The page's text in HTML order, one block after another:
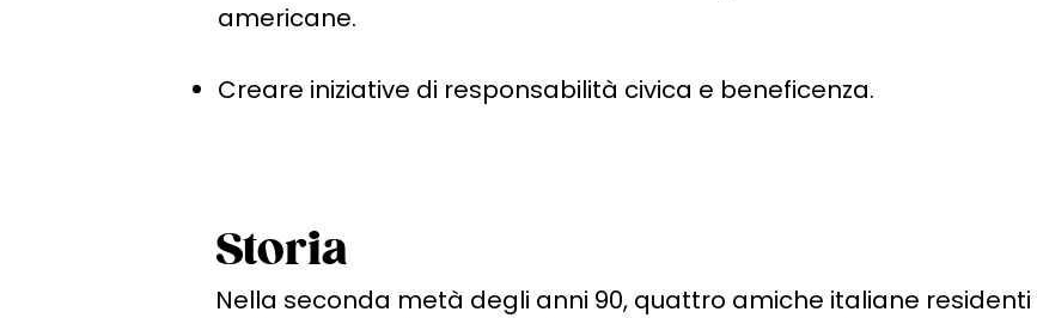
americane.
Creare iniziative di responsabilità civica e beneficenza.
Storia
Nella seconda metà degli anni 90, quattro amiche italiane